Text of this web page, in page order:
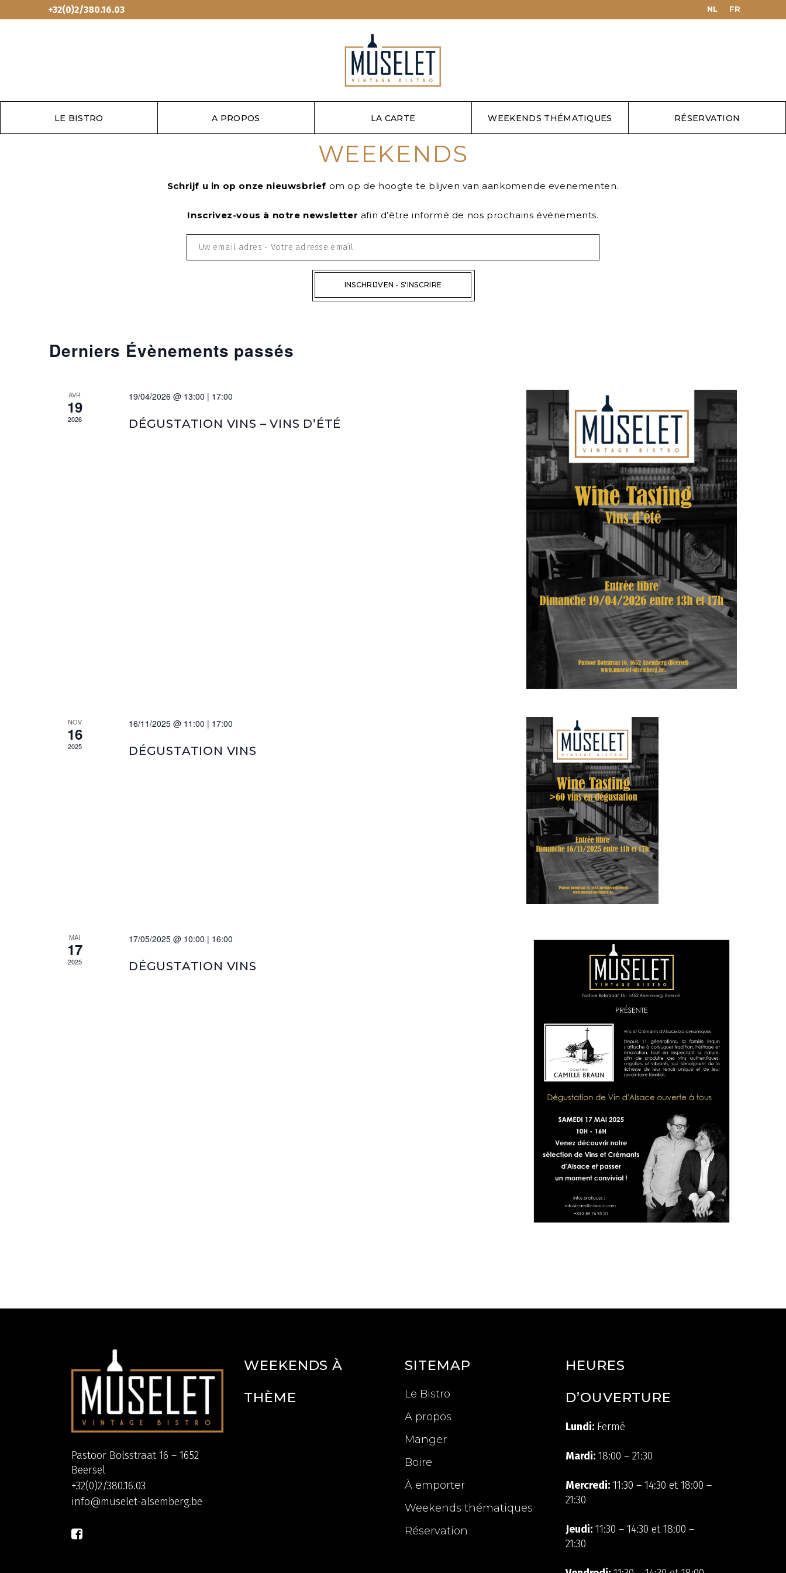
+32(0)2/380.16.03 NL FR
LE BISTRO A PROPOS LA CARTE WEEKENDS THÉMATIQUES RÉSERVATION
WEEKENDS
Schrijf u in op onze nieuwsbrief om op de hoogte te blijven van aankomende evenementen.
Inscrivez-vous à notre newsletter afin d’être informé de nos prochains événements.
Derniers Évènements passés
AVR
19
2026
19/04/2026 @ 13:00 | 17:00
DÉGUSTATION VINS – VINS D’ÉTÉ
NOV
16
2025
16/11/2025 @ 11:00 | 17:00
DÉGUSTATION VINS
MAI
17
2025
17/05/2025 @ 10:00 | 16:00
DÉGUSTATION VINS
Pastoor Bolsstraat 16 – 1652
Beersel
+32(0)2/380.16.03
info@muselet-alsemberg.be
WEEKENDS À
THÈME
SITEMAP
Le Bistro
A propos
Manger
Boire
À emporter
Weekends thématiques
Réservation
HEURES
D’OUVERTURE
Lundi: Fermé
Mardi: 18:00 – 21:30
Mercredi: 11:30 – 14:30 et 18:00 –
21:30
Jeudi: 11:30 – 14:30 et 18:00 –
21:30